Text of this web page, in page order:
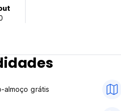
das 12:00.
em dinheiro ou cartão de
24 horas antes da
recolher.
24 horas (Auto-translated
almoço grátis